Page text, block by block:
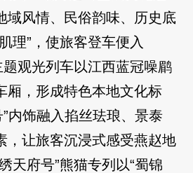
域风情、民俗韵味、历史底
理”，使旅客登车便入
题观光列车以江西蓝冠噪鹛
厢，形成特色本地文化标
”内饰融入掐丝珐琅、景泰
，让旅客沉浸式感受燕赵地
天府号”熊猫专列以“蜀锦